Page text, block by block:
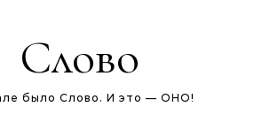
Слово
было Слово. И это — ОНО!